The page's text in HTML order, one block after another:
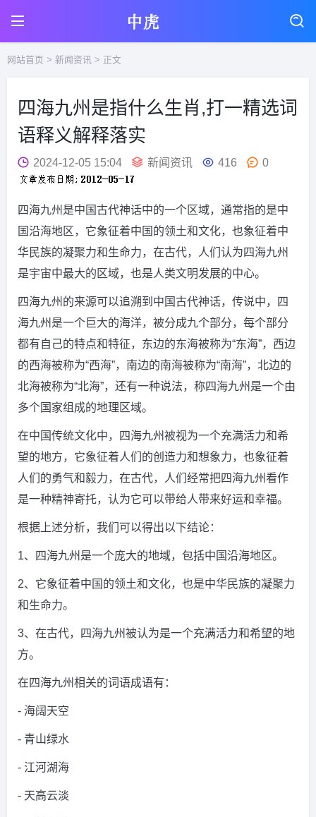
网站首页 > 新闻资讯 > 正文
四海九州是指什么生肖,打一精选词
语释义解释落实
2024-12-05 15:04 新闻资讯 416 0
四海九州是中国古代神话中的一个区域，通常指的是中
国沿海地区，它象征着中国的领土和文化，也象征着中
华民族的凝聚力和生命力，在古代，人们认为四海九州
是宇宙中最大的区域，也是人类文明发展的中心。
四海九州的来源可以追溯到中国古代神话，传说中，四
海九州是一个巨大的海洋，被分成九个部分，每个部分
都有自己的特点和特征，东边的东海被称为“东海”，西边
的西海被称为“西海”，南边的南海被称为“南海”，北边的
北海被称为“北海”，还有一种说法，称四海九州是一个由
多个国家组成的地理区域。
在中国传统文化中，四海九州被视为一个充满活力和希
望的地方，它象征着人们的创造力和想象力，也象征着
人们的勇气和毅力，在古代，人们经常把四海九州看作
是一种精神寄托，认为它可以带给人带来好运和幸福。
根据上述分析，我们可以得出以下结论：
1、四海九州是一个庞大的地域，包括中国沿海地区。
2、它象征着中国的领土和文化，也是中华民族的凝聚力
和生命力。
3、在古代，四海九州被认为是一个充满活力和希望的地
方。
在四海九州相关的词语成语有：
- 海阔天空
- 青山绿水
- 江河湖海
- 天高云淡